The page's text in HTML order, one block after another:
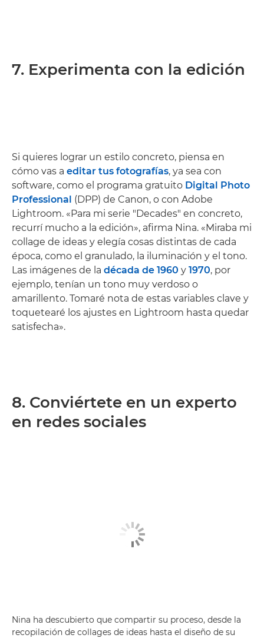
7. Experimenta con la edición
Si quieres lograr un estilo concreto, piensa en
cómo vas a editar tus fotografías, ya sea con
software, como el programa gratuito Digital Photo
Professional (DPP) de Canon, o con Adobe
Lightroom. «Para mi serie "Decades" en concreto,
recurrí mucho a la edición», afirma Nina. «Miraba mi
collage de ideas y elegía cosas distintas de cada
época, como el granulado, la iluminación y el tono.
Las imágenes de la década de 1960 y 1970, por
ejemplo, tenían un tono muy verdoso o
amarillento. Tomaré nota de estas variables clave y
toquetearé los ajustes en Lightroom hasta quedar
satisfecha».
8. Conviértete en un experto
en redes sociales
Nina ha descubierto que compartir su proceso, desde la
recopilación de collages de ideas hasta el diseño de su